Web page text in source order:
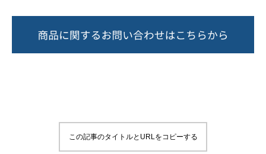
この記事のタイトルとURLをコピーする